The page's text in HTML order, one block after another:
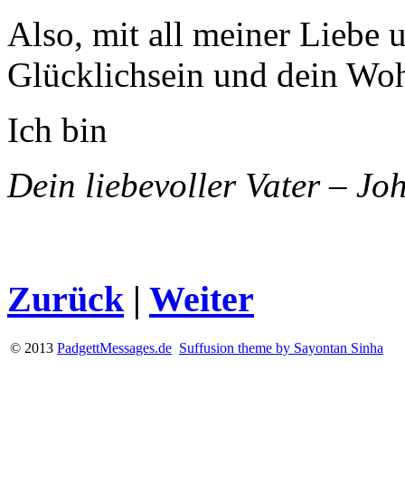
Also, mit all meiner Liebe
Glücklichsein und dein
Ich bin
Dein liebevoller Vater–
Zurück | Weiter
© 2013 PadgettMessages.de Suffusion theme by Sayontan Sinha